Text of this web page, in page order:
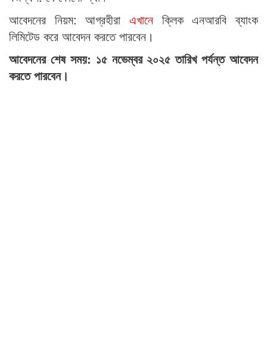
আবেদনের নিয়ম: আগ্রহীরা এখানে ক্লিক এনআরবি ব্যাংক
লিমিটেড করে আবেদন করতে পারবেন।
আবেদনের শেষ সময়: ১৫ নভেম্বর ২০২৫ তারিখ পর্যন্ত আবেদন
করতে পারবেন।